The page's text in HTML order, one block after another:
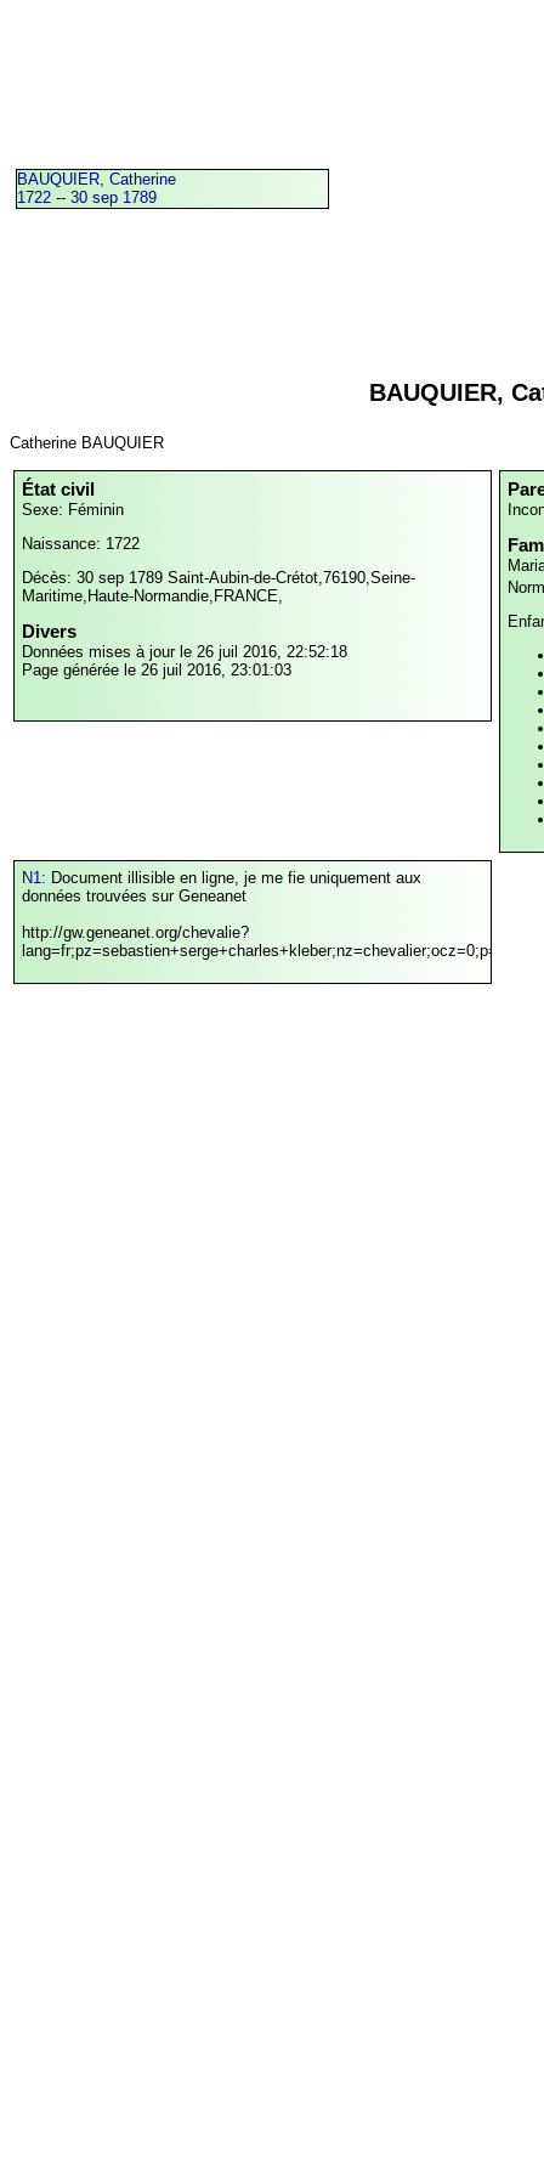
BAUQUIER, Catherine
1722 -- 30 sep 1789
BAUQUIER,
Catherine BAUQUIER
État civil
Sexe: Féminin
Naissance: 1722
Décès: 30 sep 1789 Saint-Aubin-de-Crétot,76190,Seine-
Maritime,Haute-Normandie,FRANCE,
Divers
Données mises à jour le 26 juil 2016, 22:52:18
Page générée le 26 juil 2016, 23:01:03
N1: Document illisible en ligne, je me fie uniquement aux
données trouvées sur Geneanet
http://gw.geneanet.org/chevalie?